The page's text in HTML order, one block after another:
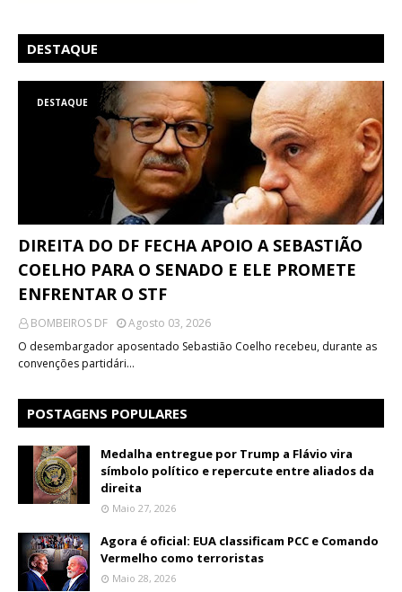
DESTAQUE
DESTAQUE
DIREITA DO DF FECHA APOIO A SEBASTIÃO
COELHO PARA O SENADO E ELE PROMETE
ENFRENTAR O STF
BOMBEIROS DF
Agosto 03, 2026
O desembargador aposentado Sebastião Coelho recebeu, durante as
convenções partidári…
POSTAGENS POPULARES
Medalha entregue por Trump a Flávio vira
símbolo político e repercute entre aliados da
direita
Maio 27, 2026
Agora é oficial: EUA classificam PCC e Comando
Vermelho como terroristas
Maio 28, 2026